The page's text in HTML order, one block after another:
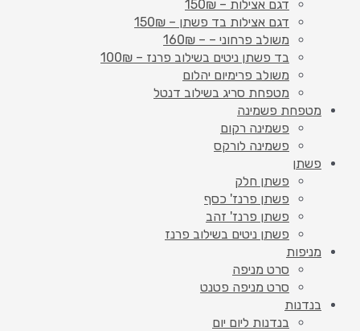
דגם אצילות – 150₪
דגם אצילות בד פשתן – 150₪
משולב פרחוני – – 160₪
בד פשתן ניטים בשילוב פרנז – 100₪
משולב פרימיום יהלום
מטפחת סריג בשילוב דנטל
מטפחת פשמינה
פשמינה רקום
פשמינה לורקס
פשתן
פשתן חלק
פשתן פרנז' כסף
פשתן פרנז' זהב
פשתן ניטים בשילוב פרנז
מניפות
סרט מניפה
סרט מניפה פטנט
בנדנות
בנדנות ליום יום